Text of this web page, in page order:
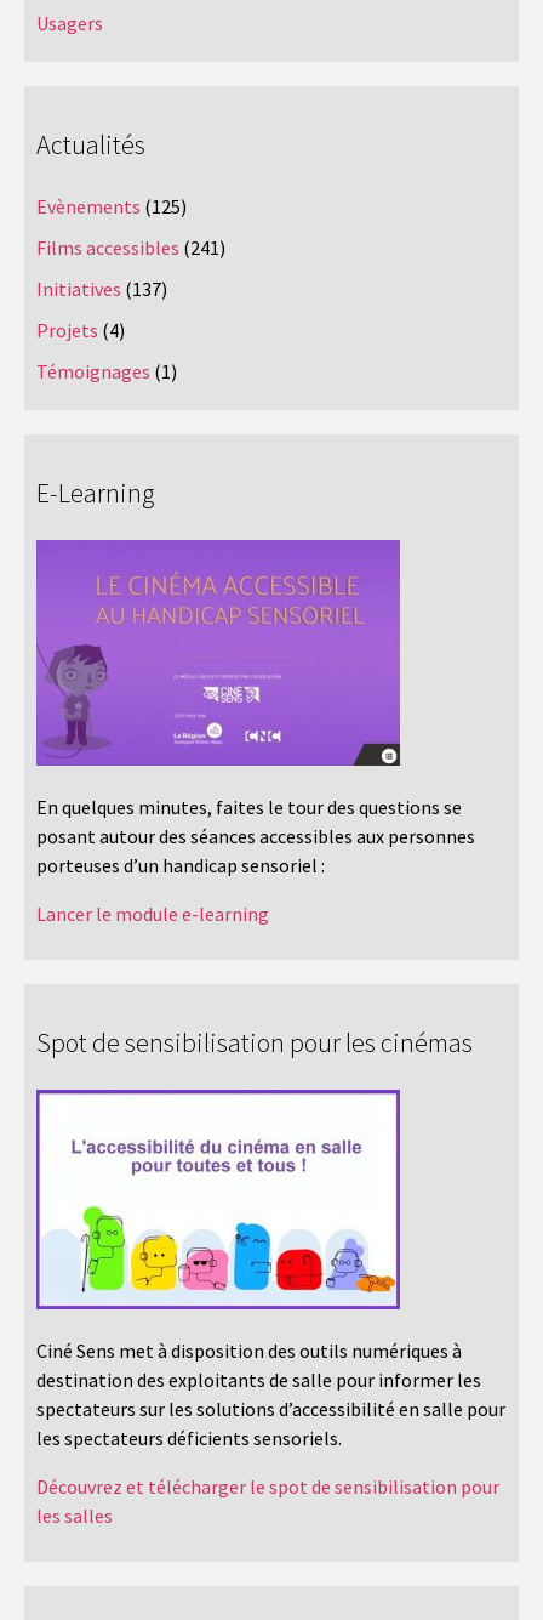
Usagers
Actualités
Evènements (125)
Films accessibles (241)
Initiatives (137)
Projets (4)
Témoignages (1)
E-Learning
En quelques minutes, faites le tour des questions se
posant autour des séances accessibles aux personnes
porteuses d’un handicap sensoriel :
Lancer le module e-learning
Spot de sensibilisation pour les cinémas
Ciné Sens met à disposition des outils numériques à
destination des exploitants de salle pour informer les
spectateurs sur les solutions d’accessibilité en salle pour
les spectateurs déficients sensoriels.
Découvrez et télécharger le spot de sensibilisation pour
les salles